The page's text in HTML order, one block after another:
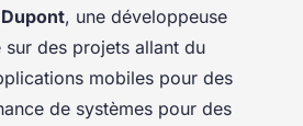
, une développeuse
des projets allant du
mobiles pour des
de systèmes pour des